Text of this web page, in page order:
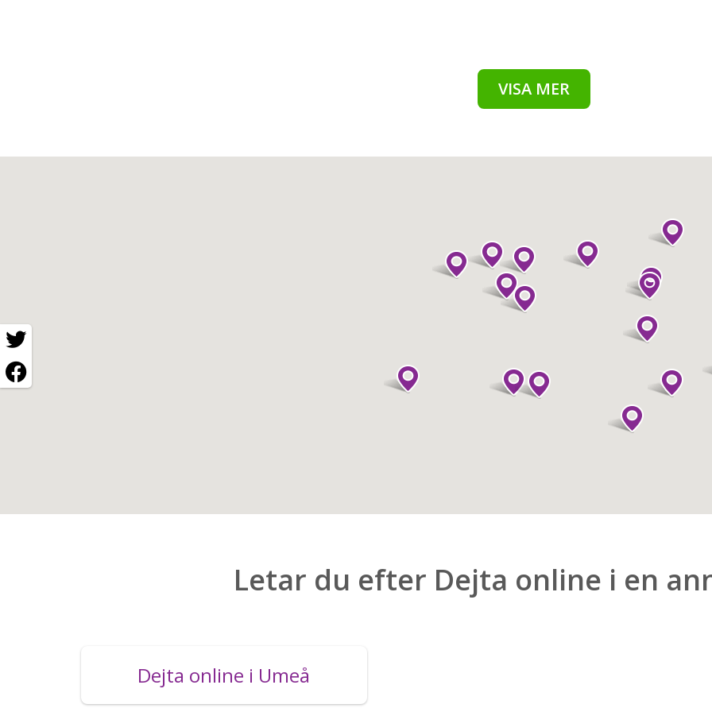
VISA MER
Letar du efter Dejta online i en
Dejta online i Umeå